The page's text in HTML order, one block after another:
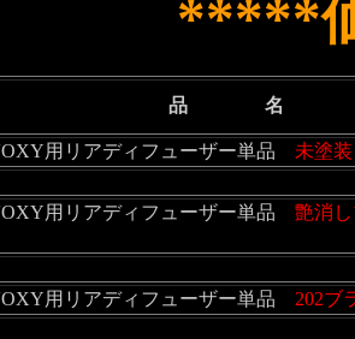
*****
品 名
用リアディフューザー単品 未塗装
用リアディフューザー単品 艶消
用リアディフューザー単品 202ブ